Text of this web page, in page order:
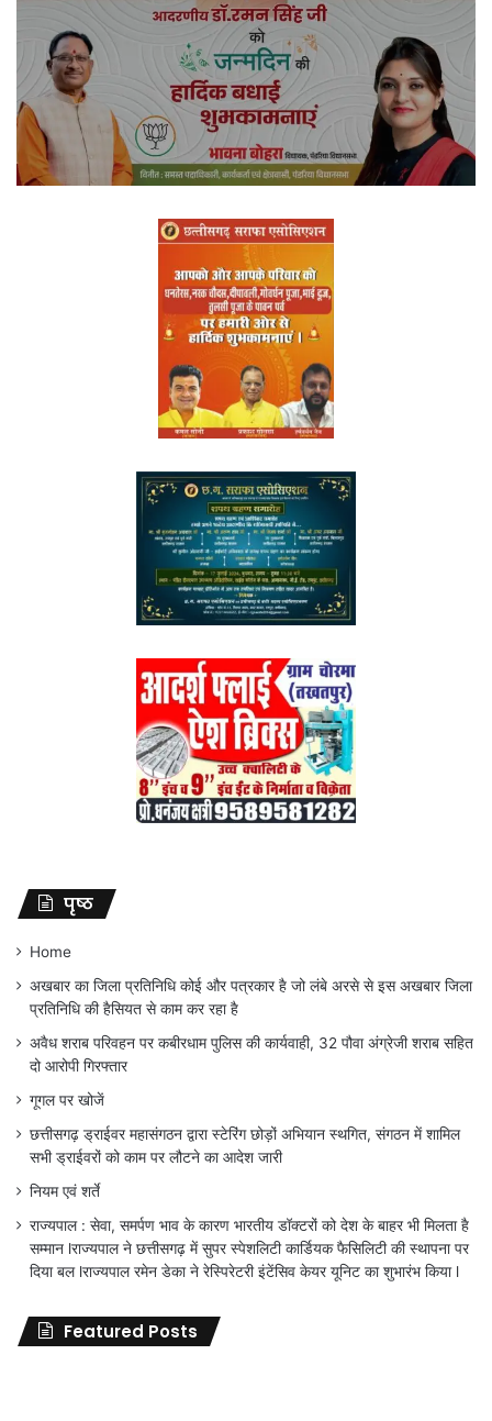
पृष्ठ
Home
अखबार का जिला प्रतिनिधि कोई और पत्रकार है जो लंबे अरसे से इस अखबार जिला
प्रतिनिधि की हैसियत से काम कर रहा है
अवैध शराब परिवहन पर कबीरधाम पुलिस की कार्यवाही, 32 पौवा अंग्रेजी शराब सहित
दो आरोपी गिरफ्तार
गूगल पर खोजें
छत्तीसगढ़ ड्राईवर महासंगठन द्वारा स्टेरिंग छोड़ों अभियान स्थगित, संगठन में शामिल
सभी ड्राईवरों को काम पर लौटने का आदेश जारी
नियम एवं शर्ते
राज्यपाल : सेवा, समर्पण भाव के कारण भारतीय डॉक्टरों को देश के बाहर भी मिलता है
सम्मान lराज्यपाल ने छत्तीसगढ़ में सुपर स्पेशलिटी कार्डियक फैसिलिटी की स्थापना पर
दिया बल lराज्यपाल रमेन डेका ने रेस्पिरेटरी इंटेंसिव केयर यूनिट का शुभारंभ किया l
Featured Posts